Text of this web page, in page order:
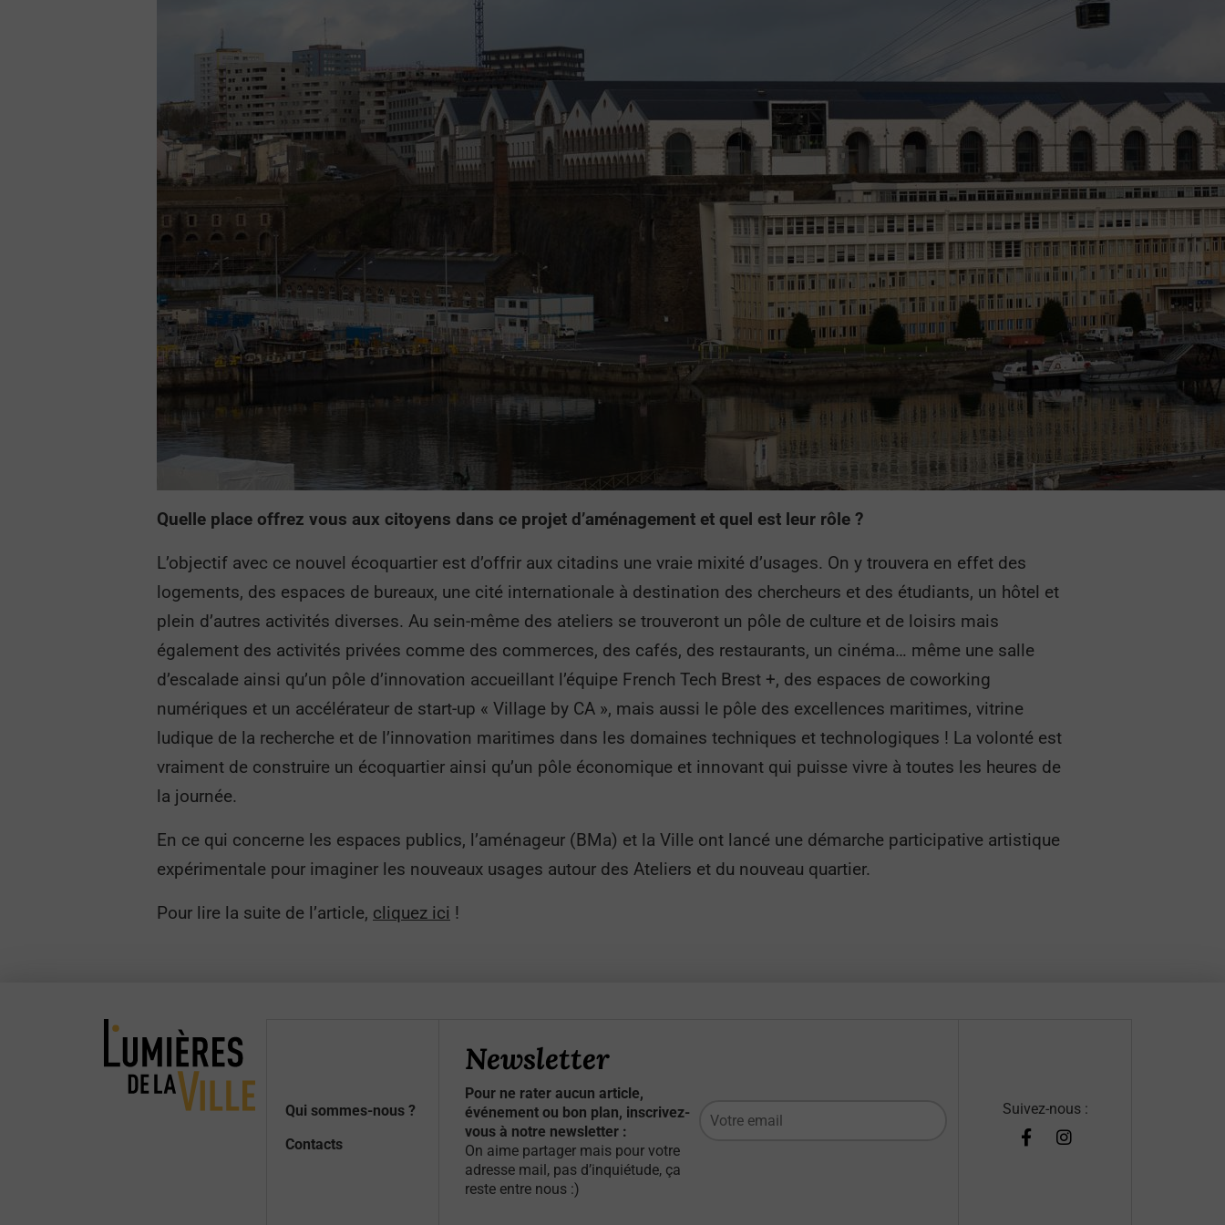
Quelle place offrez vous aux citoyens dans ce projet d’aménagement et quel est leur rôle ?
L’objectif avec ce nouvel écoquartier est d’offrir aux citadins une vraie mixité d’usages. On y trouvera en effet des
logements, des espaces de bureaux, une cité internationale à destination des chercheurs et des étudiants, un hôtel et
plein d’autres activités diverses. Au sein-même des ateliers se trouveront un pôle de culture et de loisirs mais
également des activités privées comme des commerces, des cafés, des restaurants, un cinéma… même une salle
d’escalade ainsi qu’un pôle d’innovation accueillant l’équipe French Tech Brest +, des espaces de coworking
numériques et un accélérateur de start-up « Village by CA », mais aussi le pôle des excellences maritimes, vitrine
ludique de la recherche et de l’innovation maritimes dans les domaines techniques et technologiques ! La volonté est
vraiment de construire un écoquartier ainsi qu’un pôle économique et innovant qui puisse vivre à toutes les heures de
la journée.
En ce qui concerne les espaces publics, l’aménageur (BMa) et la Ville ont lancé une démarche participative artistique
expérimentale pour imaginer les nouveaux usages autour des Ateliers et du nouveau quartier.
Pour lire la suite de l’article, cliquez ici !
Qui sommes-nous ?
Contacts
Newsletter
Pour ne rater aucun article,
événement ou bon plan, inscrivez-
vous à notre newsletter :
On aime partager mais pour votre
adresse mail, pas d’inquiétude, ça
reste entre nous :)
Suivez-nous :